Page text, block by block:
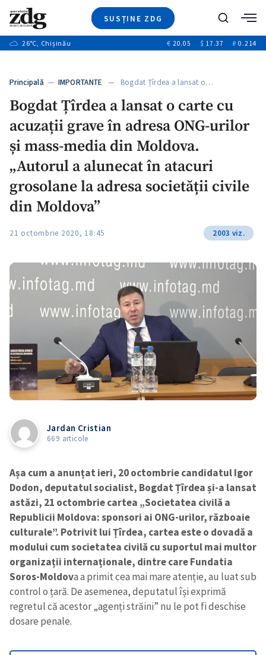
SUSȚINE ZDG
Ştiri
+8
Special
+1
Blog
+2
Caută
26°C, Chișinău € 20.05 $ 17.37 ₽ 0.214
Principală — IMPORTANTE — Bogdat Țîrdea a lansat o…
Bogdat Țîrdea a lansat o carte cu
acuzații grave în adresa ONG-urilor
și mass-media din Moldova.
„Autorul a alunecat în atacuri
grosolane la adresa societății civile
din Moldova”
21 octombrie 2020, 18:45 2003 viz.
Jardan Cristian
669 articole
Așa cum a anunțat ieri, 20 octombrie candidatul Igor
Dodon, deputatul socialist, Bogdat Țîrdea și-a lansat
astăzi, 21 octombrie cartea „Societatea civilă a
Republicii Moldova: sponsori ai ONG-urilor, războaie
culturale”. Potrivit lui Țîrdea, cartea este o dovadă a
modului cum societatea civilă cu suportul mai multor
organizații internaționale, dintre careFundatia
Soros-Moldova a primit cea mai mare atenție, au luat sub
control o țară. De asemenea, deputatul își exprimă
regretul că acestor „agenți străini” nu le pot fi deschise
dosare penale.